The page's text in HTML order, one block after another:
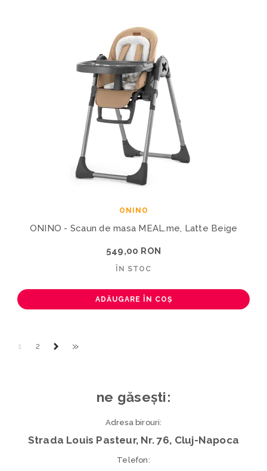
ONINO
ONINO - Scaun de masa MEAL.me, Latte Beige
549,00 RON
ÎN STOC
ADĂUGARE ÎN COȘ
1 2 »
ne găsești:
Adresa birouri:
Strada Louis Pasteur, Nr. 76, Cluj-Napoca
Telefon: